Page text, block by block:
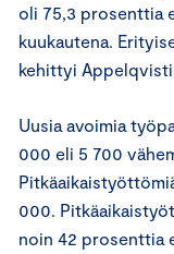
oli 75,3 prosenttia
kuukautena.
kehittyi
Uusia avoimia
000 eli 5 700
000.
noin 42 prosenttia